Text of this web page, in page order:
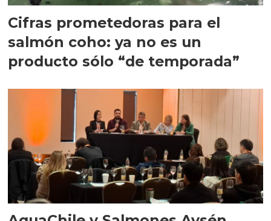
Cifras prometedoras para el
salmón coho: ya no es un
producto sólo “de temporada”